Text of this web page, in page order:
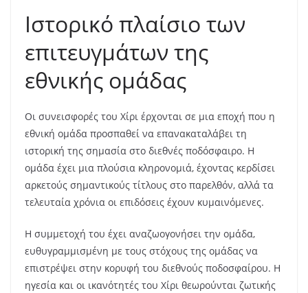
Ιστορικό πλαίσιο των
επιτευγμάτων της
εθνικής ομάδας
Οι συνεισφορές του Χίρι έρχονται σε μια εποχή που η
εθνική ομάδα προσπαθεί να επανακαταλάβει τη
ιστορική της σημασία στο διεθνές ποδόσφαιρο. Η
ομάδα έχει μια πλούσια κληρονομιά, έχοντας κερδίσει
αρκετούς σημαντικούς τίτλους στο παρελθόν, αλλά τα
τελευταία χρόνια οι επιδόσεις έχουν κυμαινόμενες.
Η συμμετοχή του έχει αναζωογονήσει την ομάδα,
ευθυγραμμισμένη με τους στόχους της ομάδας να
επιστρέψει στην κορυφή του διεθνούς ποδοσφαίρου. Η
ηγεσία και οι ικανότητές του Χίρι θεωρούνται ζωτικής